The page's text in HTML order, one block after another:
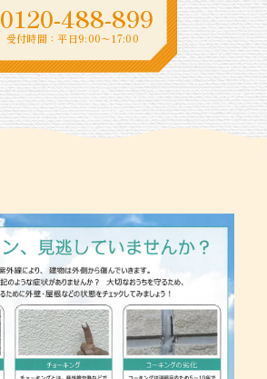
0120-488-899
受付時間：平日9:00〜17:00